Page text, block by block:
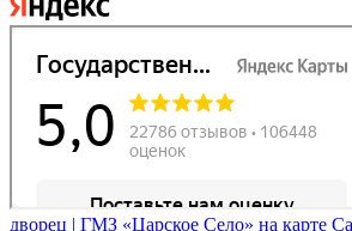
дворец | ГМЗ «Царское Село» на карте